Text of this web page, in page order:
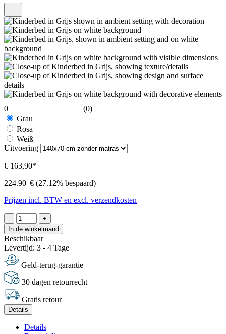
0
(0)
Grau
Rosa
Weiß
Uitvoering
€ 163,90*
224.90 € (27.12% bespaard)
Prijzen incl. BTW en excl. verzendkosten
-
+
In de winkelmand
Beschikbaar
Levertijd: 3 - 4 Tage
Geld-terug-garantie
30 dagen retourrecht
Gratis retour
Details
Details